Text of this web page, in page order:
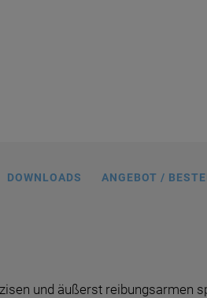
DOWNLOADS ANGEBOT /
und äußerst reibungsarmen